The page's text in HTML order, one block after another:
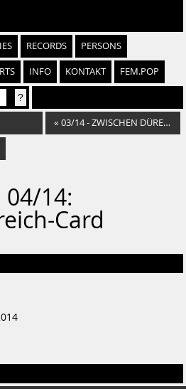
RECORDS PERSONS
INFO KONTAKT FEM.POP
« 03/14 - ZWISCHEN DÜRER UND NAPOLEON
14:
Card